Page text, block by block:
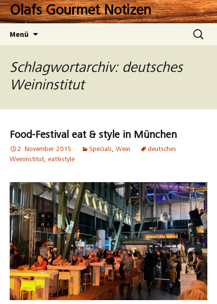
Zum
InhaltOlafs Gourmet Notizen
Menü
Suchen
nach:
Schlagwortarchiv: deutsches
Weininstitut
Food-Festival eat & style in München
2. November 2015 Specials, Wein
deutsches
Weininstitut, eat&style